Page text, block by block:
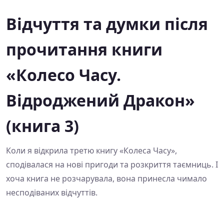
Відчуття та думки після
прочитання книги
«Колесо Часу.
Відроджений Дракон»
(книга 3)
Коли я відкрила третю книгу «Колеса Часу»,
сподівалася на нові пригоди та розкриття таємниць. І
хоча книга не розчарувала, вона принесла чимало
несподіваних відчуттів.